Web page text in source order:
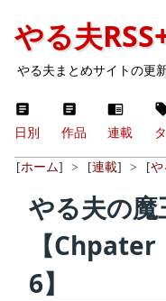
やる夫
やる夫まとめサイトの更
日別 作品 連載
[ホーム] > [連載] > [や
やる夫の魔
【
6】